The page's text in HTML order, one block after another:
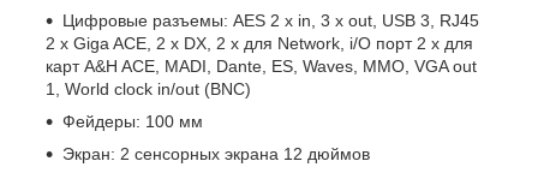
Цифровые разъемы: AES 2 х in, 3 x out, USB 3, RJ45
2 x Giga ACE, 2 x DX, 2 x для Network, i/O порт 2 х для
карт A&H ACE, MADI, Dante, ES, Waves, MMO, VGA out
1, World clock in/out (BNC)
Фейдеры: 100 мм
Экран: 2 сенсорных экрана 12 дюймов